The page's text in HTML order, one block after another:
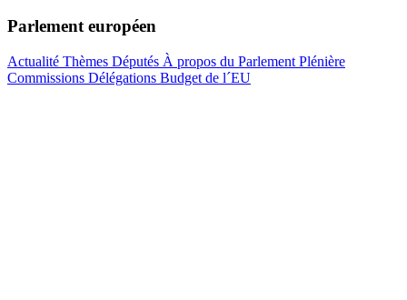
Parlement européen
Actualité Thèmes Députés À propos du Parlement Plénière
Commissions Délégations Budget de l´EU